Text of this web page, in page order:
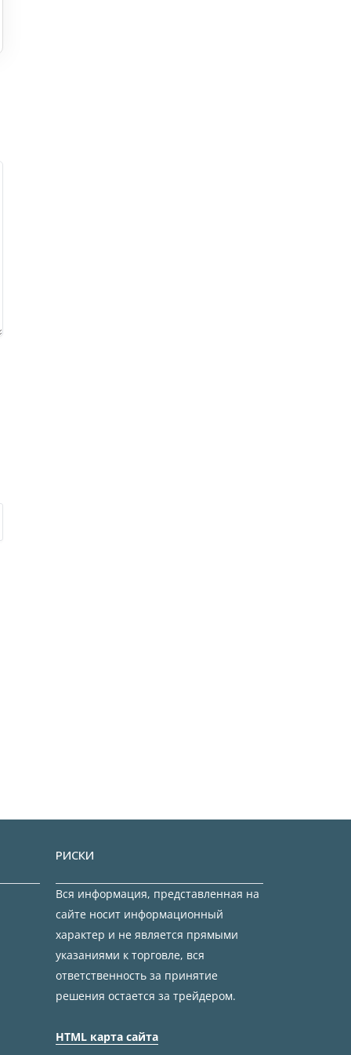
РИСКИ
Вся информация, представленная на
сайте носит информационный
характер и не является прямыми
указаниями к торговле, вся
ответственность за принятие
решения остается за трейдером.
HTML карта сайта